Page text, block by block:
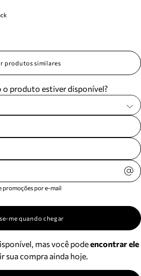
pedidos, devoluções e mais.
e solicite devoluções.
produtos similares
o produto estiver disponível?
promoções por e-mail
me quando chegar
mas você podeencontrar ele
sua compra ainda hoje.